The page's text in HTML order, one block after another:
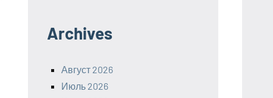
Archives
Август 2026
Июль 2026